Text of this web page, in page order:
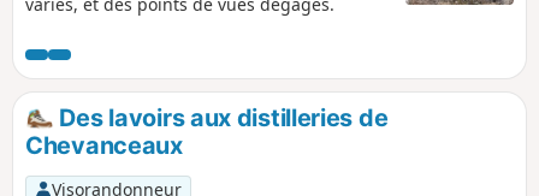
aux eaux turquoises.
Des lavoirs aux distilleries de
Chevanceaux
Visorandonneur